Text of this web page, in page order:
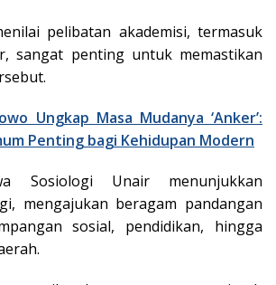
pelibatan akademisi, termasuk
sangat penting untuk memastikan
Ungkap Masa Mudanya ‘Anker’:
Penting bagi Kehidupan Modern
Sosiologi Unair menunjukkan
mengajukan beragam pandangan
sosial, pendidikan, hingga